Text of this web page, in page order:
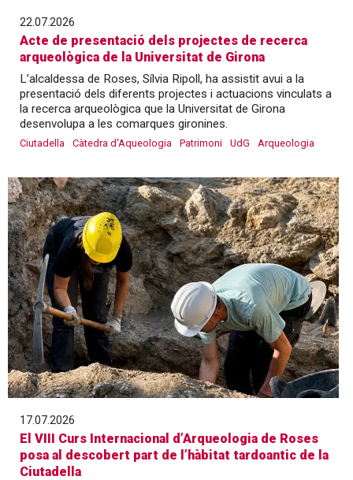
22.07.2026
Acte de presentació dels projectes de recerca
arqueològica de la Universitat de Girona
L’alcaldessa de Roses, Sílvia Ripoll, ha assistit avui a la
presentació dels diferents projectes i actuacions vinculats a
la recerca arqueològica que la Universitat de Girona
desenvolupa a les comarques gironines.
Ciutadella Càtedra d'Aqueologia Patrimoni UdG Arqueologia
17.07.2026
El VIII Curs Internacional d’Arqueologia de Roses
posa al descobert part de l’hàbitat tardoantic de la
Ciutadella